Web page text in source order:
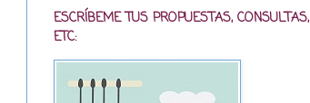
ESCRÍBEME TUS PROPUESTAS, CONSULTAS,
ETC: